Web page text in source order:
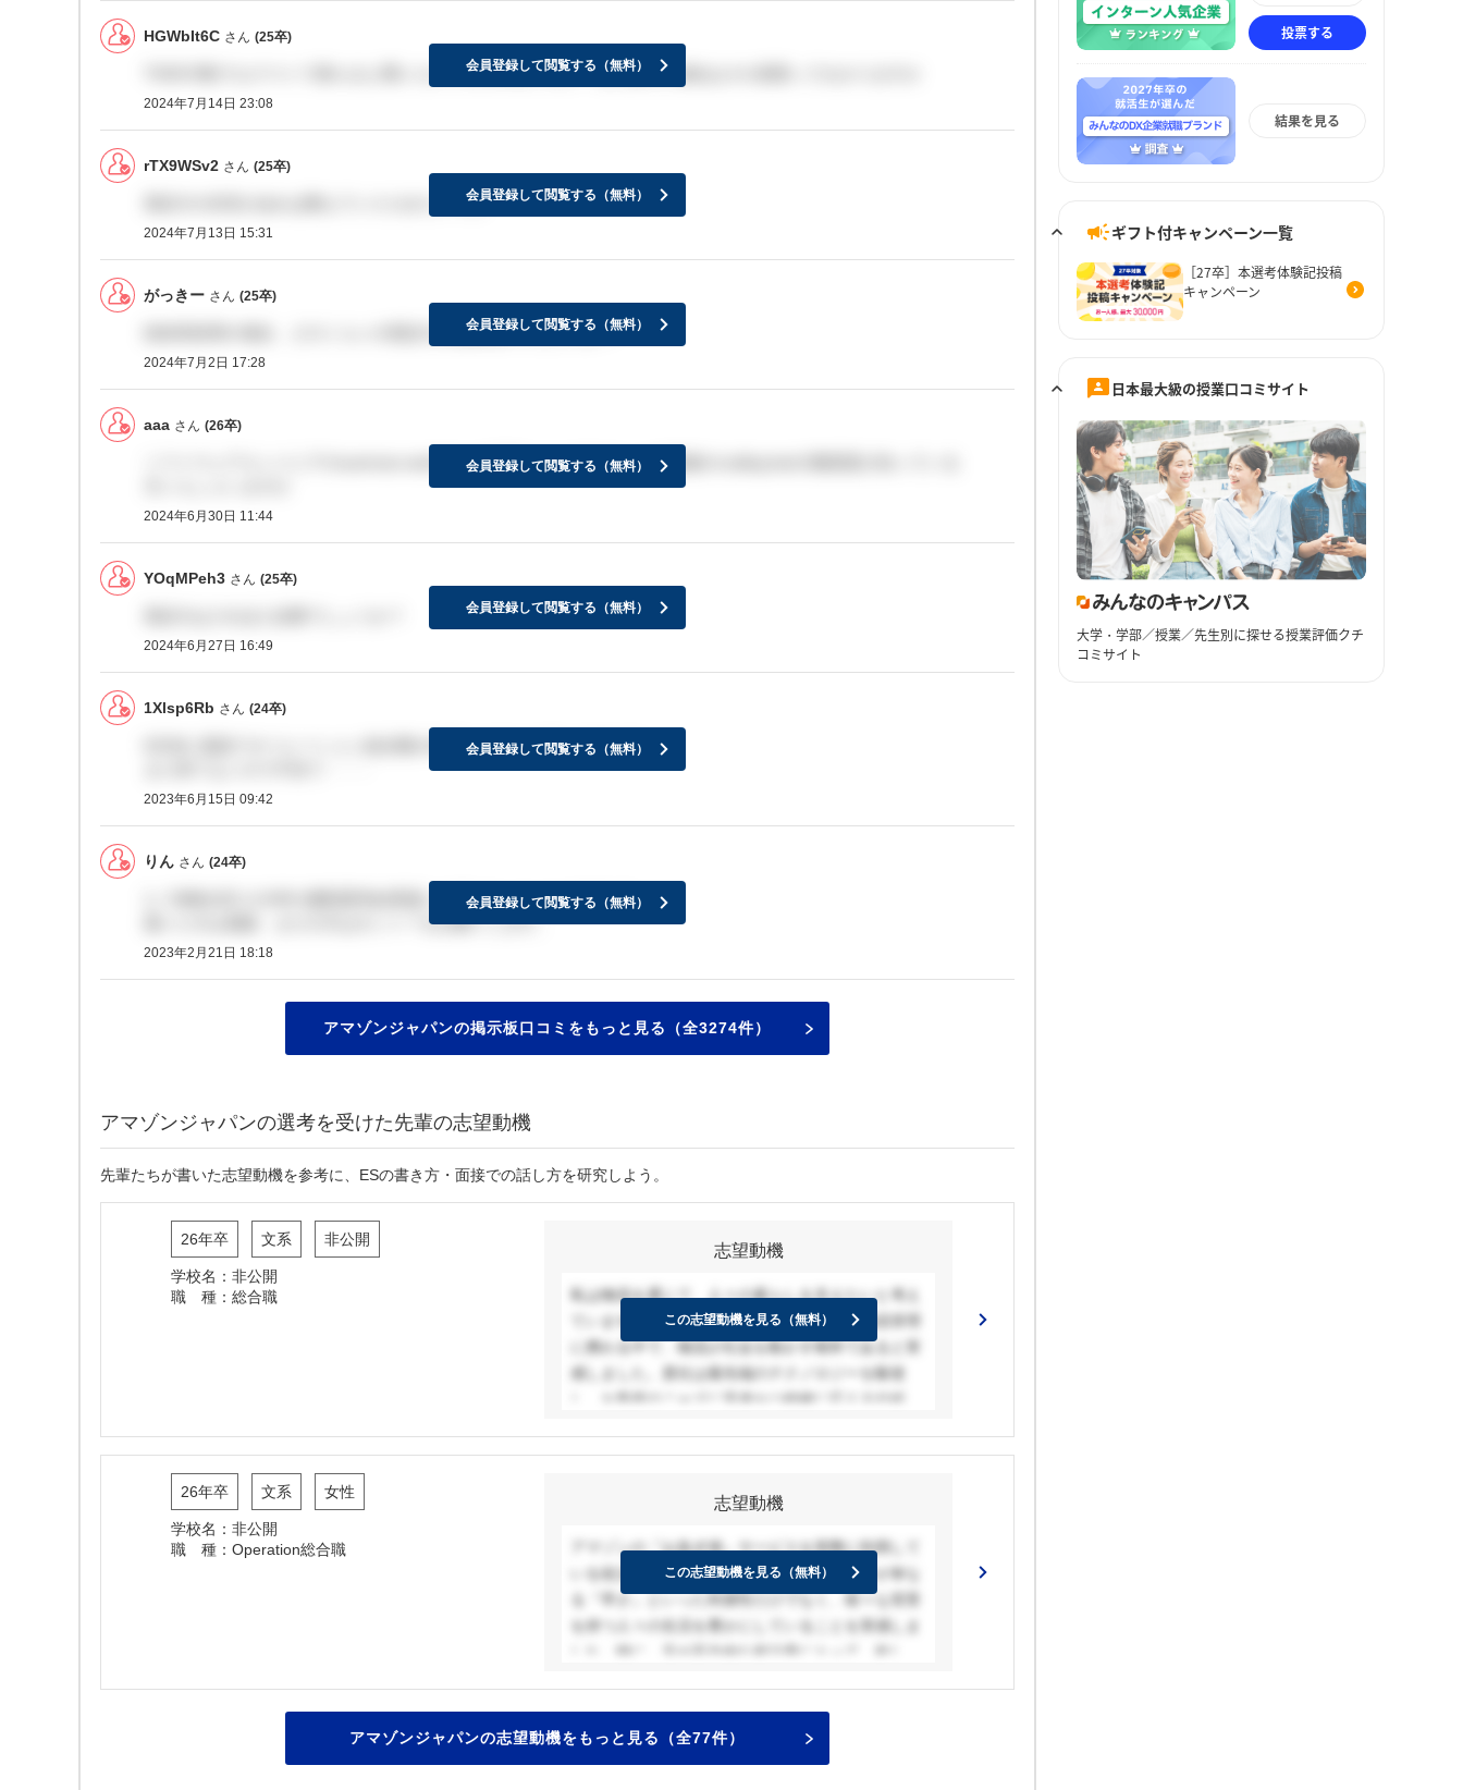
HGWbIt6C さん (25卒)
TOEIC9割でもテストで落ちると聞いたのですが本当ですか？もし落ちた場合はその原因ってわかりますか
2024年7月14日 23:08
会員登録して閲覧する（無料）
rTX9WSv2 さん (25卒)
英語力の目安があれば教えていたぢきたいです
2024年7月13日 15:31
会員登録して閲覧する（無料）
がっきー さん (25卒)
技術系採用の場合、どのくらいの英語力が必要なのでしょうか？
2024年7月2日 17:28
会員登録して閲覧する（無料）
aaa さん (26卒)
ソフトウェアエンジニアのsummar workshopに応募したんですが、一次面接のcoding testの難易度が知っている
2024年6月30日 11:44
会員登録して閲覧する（無料）
YOqMPeh3 さん (25卒)
2024年6月27日 16:49
会員登録して閲覧する（無料）
1Xlsp6Rb さん (24卒)
6月頭に面談でオペレーション総合職の内定いただいた方いますか？
2023年6月15日 09:42
会員登録して閲覧する（無料）
りん さん (24卒)
1／29締め切りのHRの書類選考結果届いた方いらっしゃいますか？
届いた方は感謝、まだの方はホント？をお願いします。
2023年2月21日 18:18
会員登録して閲覧する（無料）
アマゾンジャパンの掲示板口コミをもっと見る（全3274件）
アマゾンジャパンの選考を受けた先輩の志望動機
先輩たちが書いた志望動機を参考に、ESの書き方・面接での話し方を研究しよう。
26年卒 文系 非公開
学校名：非公開
職 種：総合職
志望動機
私は物流を通じて、人々の暮らしを支えたいと考え
ています。大学時代に海外の工場で生産・物流管理
に携わる中で、物流が社会を動かす根幹であると実
感しました。貴社は最先端のテクノロジーを駆使
私は現場の改善活動に取り組み、効率化と安全性の
し、顧客満足度の向上に貢献できる人材を目指した
この志望動機を見る（無料）
26年卒 文系 女性
学校名：非公開
職 種：Operation総合職
志望動機
アマゾンの『お急ぎ便』サービスを実際に利用して
いる祖父母の姿を見て、私は貴社のサービスが単な
る『早さ』といった利便性だけでなく、様々な背景
社で働くことで、自信の語学力を活かし、グローバ
この志望動機を見る（無料）
アマゾンジャパンの志望動機をもっと見る（全77件）
投票する
結果を見る
ギフト付キャンペーン一覧
［27卒］本選考体験記投稿
キャンペーン
日本最大級の授業口コミサイト
大学・学部／授業／先生別に探せる授業評価クチ
コミサイト